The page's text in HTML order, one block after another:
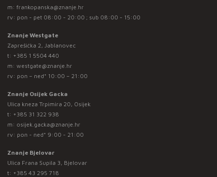
m: frankopanska@znanje.hr
rv: pon - pet 08:00 - 20:00 ; sub 08:00 - 15:00
Znanje Westgate
Zaprešićka 2, Jablanovec
t: +385 1 5504 440
m: westgate@znanje.hr
rv: pon – ned* 10:00 – 21:00
Znanje Osijek Gacka
Ulica kneza Trpimira 20, Osijek
t: +385 31 322 938
m: osijek.gacka@znanje.hr
rv: pon - ned* 9:00 - 21:00
Znanje Bjelovar
Ulica Frana Supila 3, Bjelovar
t: +385 43 295 718